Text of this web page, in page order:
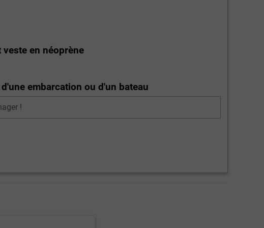
en néoprène
embarcation ou d'un bateau
!